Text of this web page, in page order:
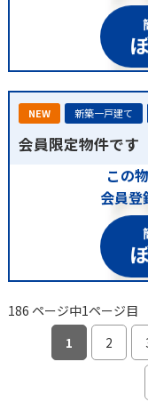
NEW 新築一戸建て
会員限定物件です
この
会員登
186 ページ中1ページ目
1
2